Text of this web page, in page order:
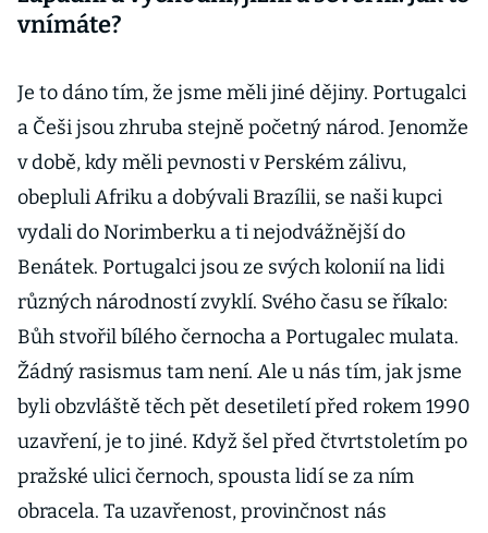
vnímáte?
Je to dáno tím, že jsme měli jiné dějiny. Portugalci
a Češi jsou zhruba stejně početný národ. Jenomže
v době, kdy měli pevnosti v Perském zálivu,
obepluli Afriku a dobývali Brazílii, se naši kupci
vydali do Norimberku a ti nejodvážnější do
Benátek. Portugalci jsou ze svých kolonií na lidi
různých národností zvyklí. Svého času se říkalo:
Bůh stvořil bílého černocha a Portugalec mulata.
Žádný rasismus tam není. Ale u nás tím, jak jsme
byli obzvláště těch pět desetiletí před rokem 1990
uzavření, je to jiné. Když šel před čtvrtstoletím po
pražské ulici černoch, spousta lidí se za ním
obracela. Ta uzavřenost, provinčnost nás